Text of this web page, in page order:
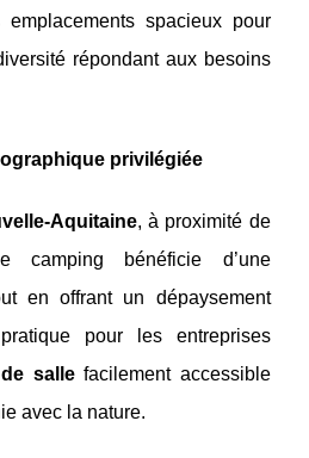
spacieux pour
répondant aux besoins
privilégiée
Aquitaine, à proximité de
camping bénéficie d’une
en offrant un dépaysement
pour les entreprises
sallefacilement accessible
avec la nature.